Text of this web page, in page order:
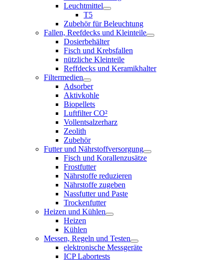
Leuchtmittel
T5
Zubehör für Beleuchtung
Fallen, Reefdecks und Kleinteile
Dosierbehälter
Fisch und Krebsfallen
nützliche Kleinteile
Reffdecks und Keramikhalter
Filtermedien
Adsorber
Aktivkohle
Biopellets
Luftfilter CO²
Vollentsalzerharz
Zeolith
Zubehör
Futter und Nährstoffversorgung
Fisch und Korallenzusätze
Frostfutter
Nährstoffe reduzieren
Nährstoffe zugeben
Nassfutter und Paste
Trockenfutter
Heizen und Kühlen
Heizen
Kühlen
Messen, Regeln und Testen
elektronische Messgeräte
ICP Labortests